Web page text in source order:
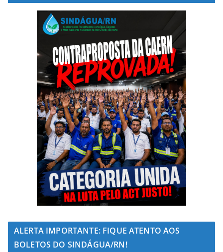
ALERTA IMPORTANTE: FIQUE ATENTO AOS
BOLETOS DO SINDÁGUA/RN!